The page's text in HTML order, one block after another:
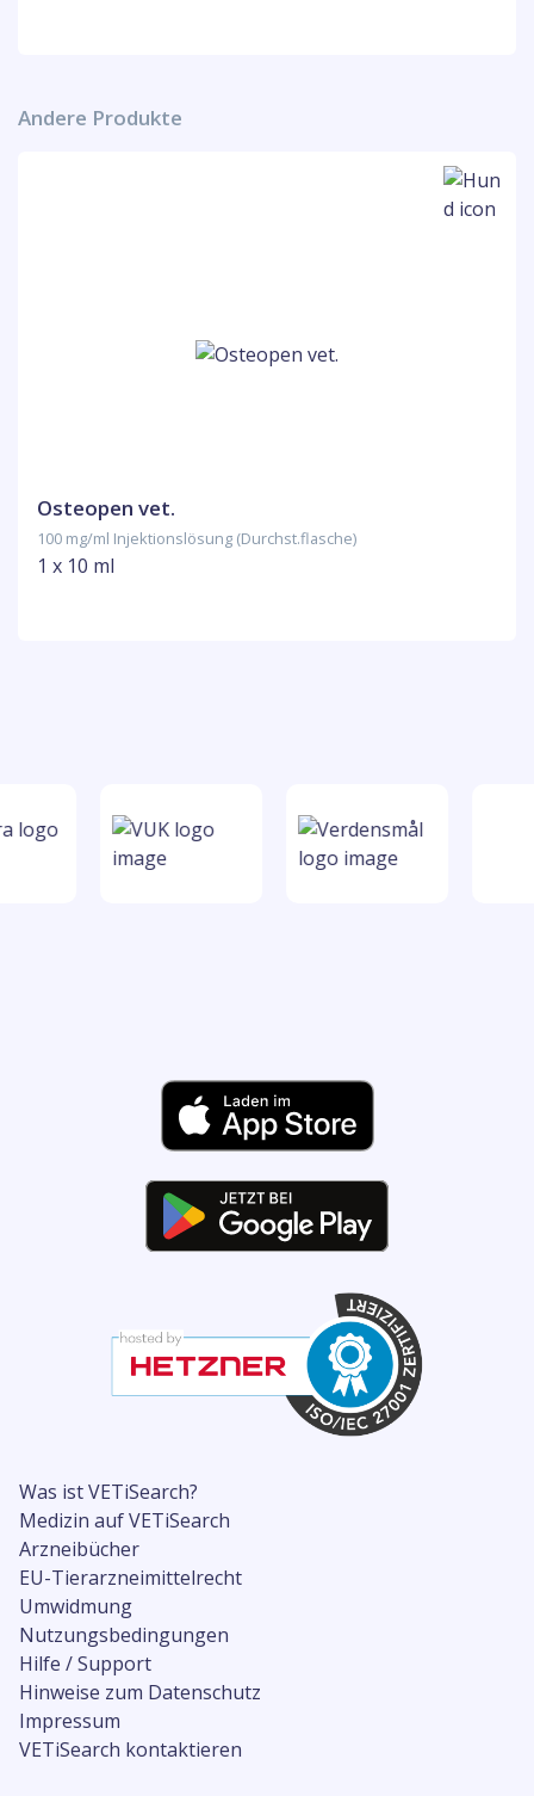
Andere Produkte
Osteopen vet.
100 mg/ml Injektionslösung (Durchst.flasche)
1 x 10 ml
Was ist VETiSearch?
Medizin auf VETiSearch
Arzneibücher
EU-Tierarzneimittelrecht
Umwidmung
Nutzungsbedingungen
Hilfe / Support
Hinweise zum Datenschutz
Impressum
VETiSearch kontaktieren